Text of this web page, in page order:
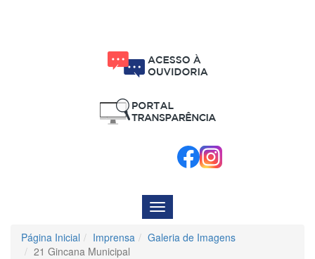
Menu
de
Navegação
Página Inicial Imprensa
Galeria de Imagens
21 Gincana Municipal